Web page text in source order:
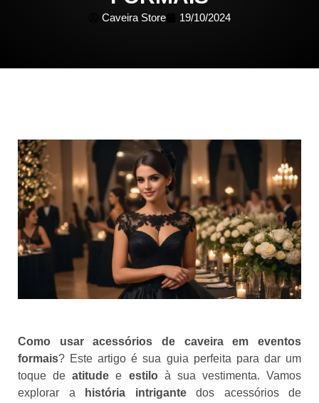
Caveira Store 19/10/2024
Como usar acessórios de caveira em eventos
formais? Este artigo é sua guia perfeita para dar um
toque deatitude e estiloà sua vestimenta. Vamos
explorar a
história intrigantedos acessórios de